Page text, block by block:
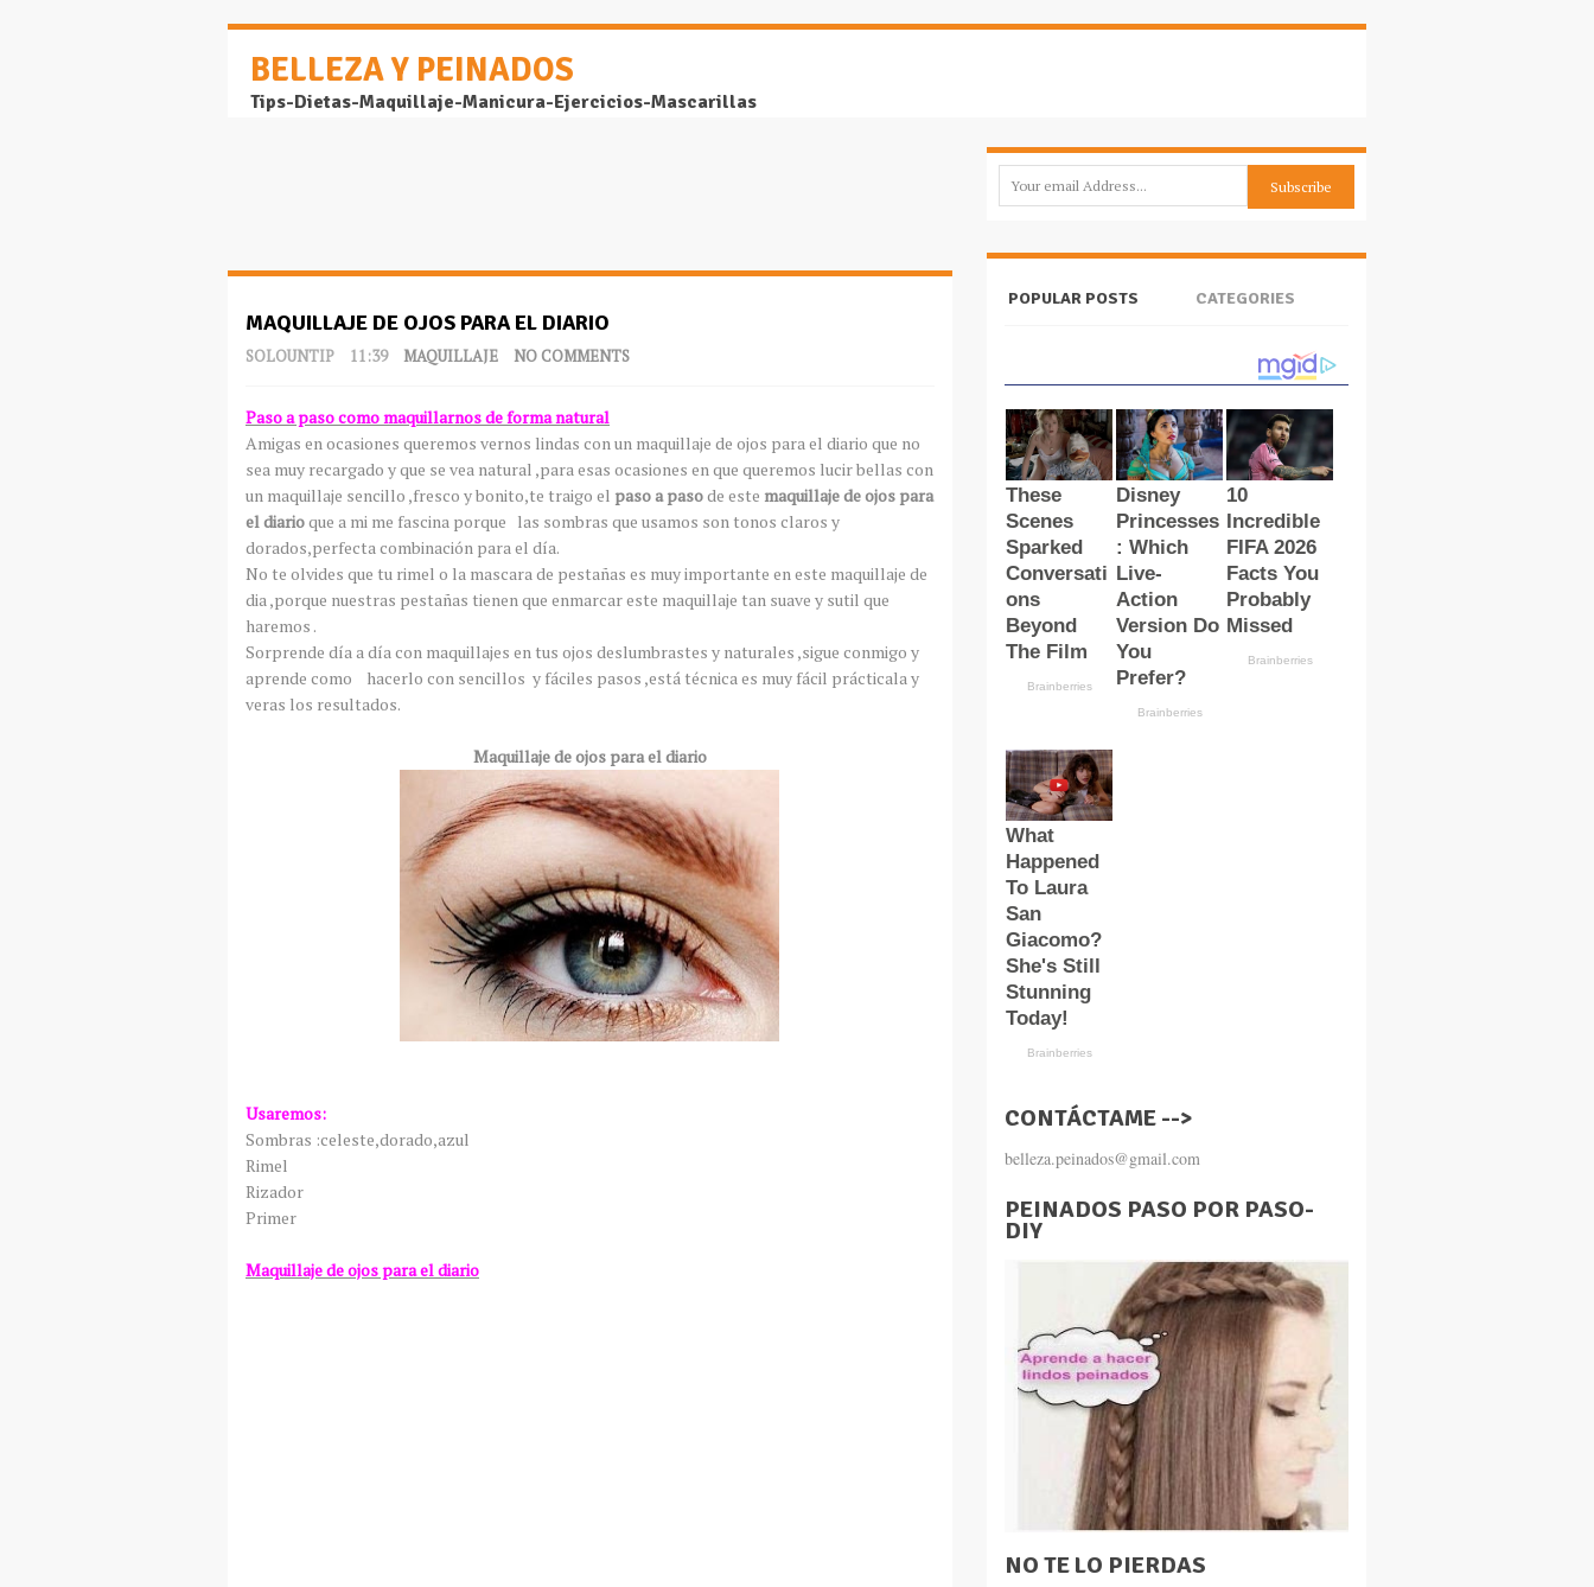
BELLEZA Y PEINADOS
Tips-Dietas-Maquillaje-Manicura-Ejercicios-Mascarillas
MAQUILLAJE DE OJOS PARA EL DIARIO
SOLOUNTIP 11:39 MAQUILLAJE NO COMMENTS
Paso a paso como maquillarnos de forma natural
Amigas en ocasiones queremos vernos lindas con un maquillaje de ojos para el diario que no
sea muy recargado y que se vea natural ,para esas ocasiones en que queremos lucir bellas con
un maquillaje sencillo ,fresco y bonito,te traigo el paso a pasode este maquillaje de ojos para
el diarioque a mi me fascina porque las sombras que usamos son tonos claros y
dorados,perfecta combinación para el día.
No te olvides que tu rimel o la mascara de pestañas es muy importante en este maquillaje de
dia ,porque nuestras pestañas tienen que enmarcar este maquillaje tan suave y sutil que
haremos .
Sorprende día a día con maquillajes en tus ojos deslumbrastes y naturales ,sigue conmigo y
aprende como hacerlo con sencillos y fáciles pasos ,está técnica es muy fácil prácticala y
veras los resultados.
Maquillaje de ojos para el diario
Usaremos:
Sombras :celeste,dorado,azul
Rimel
Rizador
Primer
Maquillaje de ojos para el diario
POPULAR POSTS CATEGORIES
CONTÁCTAME -->
belleza.peinados@gmail.com
PEINADOS PASO POR PASO-
DIY
NO TE LO PIERDAS